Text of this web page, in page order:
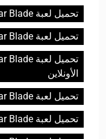
تحميل لعبة Stellar Blade للكمبيوتر مجانً
تحميل لعبة Stellar Blade للكمبيوتر من ميديا فاير
الأونلاين
تحميل لعبة Stellar Blade للكمبيوتر من ميديا فاير مجاناً
تحميل لعبة Stellar Blade للكمبيوتر منفاير